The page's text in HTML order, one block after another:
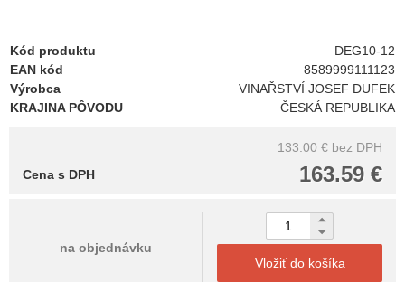
Kód produktu
DEG10-12
EAN kód
8589999111123
Výrobca
VINAŘSTVÍ JOSEF DUFEK
KRAJINA PÔVODU
ČESKÁ REPUBLIKA
133.00 € bez DPH
163.59 €
Cena s DPH
na objednávku
Vložiť do košíka